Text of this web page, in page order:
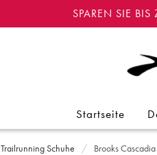
SPAREN SIE
Startseite
Trailrunning Schuhe Brooks